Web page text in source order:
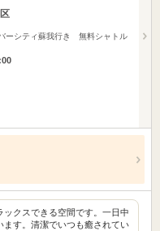
ーシティ蘇我行き 無料シャトル
クスできる空間です。一日中
ます。清潔でいつも癒されてい